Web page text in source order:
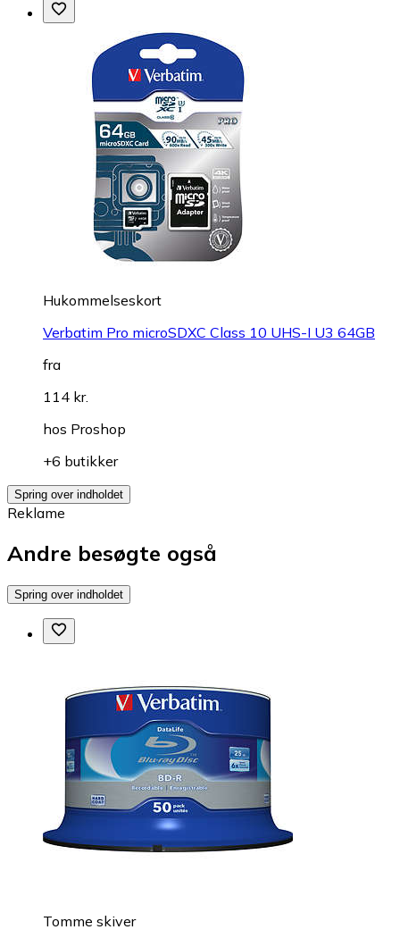
Hukommelseskort
Verbatim Pro microSDXC Class 10 UHS-I U3 64GB
fra
114 kr.
hos Proshop
+6 butikker
Spring over indholdet
Reklame
Andre besøgte også
Spring over indholdet
Tomme skiver